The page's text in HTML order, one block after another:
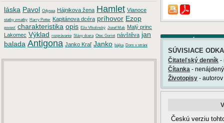
Komentáre
SÚVISIACE
Čitateľský denník -
Čítanka -
Životopisy -
Českú verziu
láska Pavol Odysea Hájnikova žena Hamlet Vianoce
statky zmatky Harry Potter Kapitánova dcéra príhovor Ezop
povesť charakteristika opis Ežo Vlkolinský Jozef Mak Malý princ
Lakomec Výklad rozprávanie Slávy dcera Otec Goriot návštěva jan
balada Antigona Janko Kraľ Janko bájka Dom v stráni